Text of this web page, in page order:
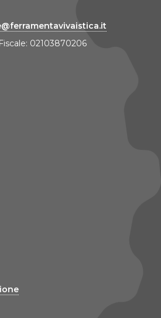
02103870206